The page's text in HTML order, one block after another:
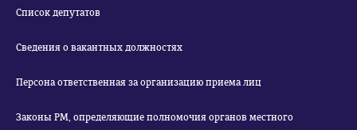
Список депутатов
Сведения о вакантных должностях
Персона ответственная за организацию приема лиц
Законы РМ, определяющие полномочия органов местного